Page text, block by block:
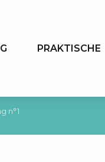
PRAKTISCHE
n°1